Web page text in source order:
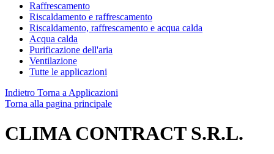
Raffrescamento
Riscaldamento e raffrescamento
Riscaldamento, raffrescamento e acqua calda
Acqua calda
Purificazione dell'aria
Ventilazione
Tutte le applicazioni
Indietro Torna a Applicazioni
Torna alla pagina principale
CLIMA CONTRACT S.R.L.